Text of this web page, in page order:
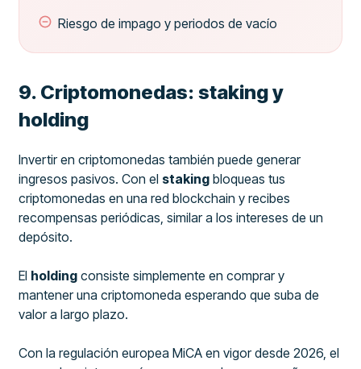
Riesgo de impago y periodos de vacío
9. Criptomonedas: staking y
holding
Invertir en criptomonedas también puede generar
ingresos pasivos. Con el staking bloqueas tus
criptomonedas en una red blockchain y recibes
recompensas periódicas, similar a los intereses de un
depósito.
El holding consiste simplemente en comprar y
mantener una criptomoneda esperando que suba de
valor a largo plazo.
Con la regulación europea MiCA en vigor desde 2026, el